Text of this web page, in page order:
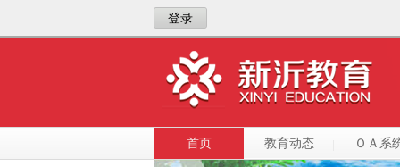
登录
首页 教育动态 ＯＡ系